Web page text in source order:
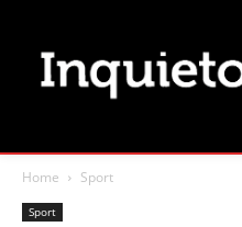
Home Sport
Sport